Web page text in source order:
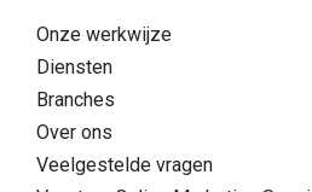
Onze werkwijze
Diensten
Branches
Over ons
Veelgestelde vragen